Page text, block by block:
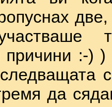
причини :-)
да